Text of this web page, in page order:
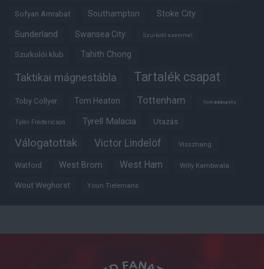
Sofyan Amrabat Southampton Stoke City
Sunderland Swansea City Szurkoló szemmel
Szurkolói klub Tahith Chong
Taktikai mágnestábla Tartalék csapat
Toby Collyer Tom Heaton Tottenham Trófeabibliográfia
Tyler Fredericson Tyrell Malacia Utazás
Válogatottak Victor Lindelöf Visszhang
Watford West Brom West Ham Willy Kambwala
Wout Weghorst Youri Tielemans